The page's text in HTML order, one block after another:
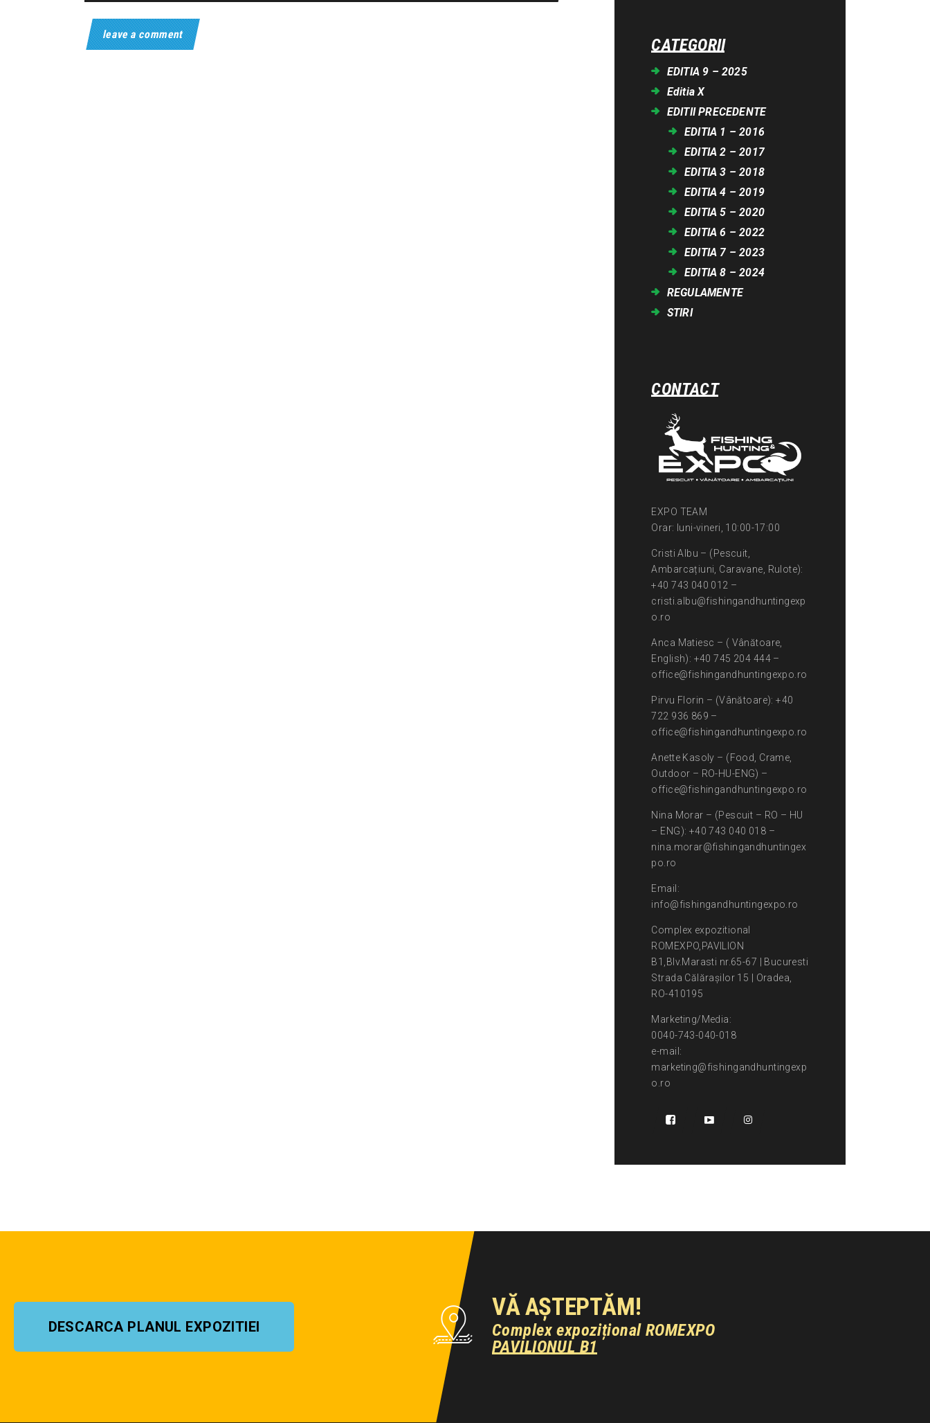
CATEGORII
EDITIA 9 – 2025
Editia X
EDITII PRECEDENTE
EDITIA 1 – 2016
EDITIA 2 – 2017
EDITIA 3 – 2018
EDITIA 4 – 2019
EDITIA 5 – 2020
EDITIA 6 – 2022
EDITIA 7 – 2023
EDITIA 8 – 2024
REGULAMENTE
STIRI
CONTACT
EXPO TEAM
Orar: luni-vineri, 10:00-17:00
Cristi Albu – (Pescuit,
Ambarcațiuni, Caravane, Rulote):
+40 743 040 012 –
cristi.albu@fishingandhuntingexp
o.ro
Anca Matiesc – ( Vânătoare,
English): +40 745 204 444 –
office@fishingandhuntingexpo.ro
Pirvu Florin – (Vânătoare): +40
722 936 869 –
office@fishingandhuntingexpo.ro
Anette Kasoly – (Food, Crame,
Outdoor – RO-HU-ENG) –
office@fishingandhuntingexpo.ro
Nina Morar – (Pescuit – RO – HU
– ENG): +40 743 040 018 –
nina.morar@fishingandhuntingex
po.ro
Email:
info@fishingandhuntingexpo.ro
Complex expozitional
ROMEXPO,PAVILION
B1,Blv.Marasti nr.65-67 | Bucuresti
Strada Călărașilor 15 | Oradea,
RO-410195
Marketing/Media:
0040-743-040-018
e-mail:
marketing@fishingandhuntingexp
o.ro
DESCARCA PLANUL EXPOZITIEI
VĂ AȘTEPTĂM!
Complex expozițional ROMEXPO
PAVILIONUL B1